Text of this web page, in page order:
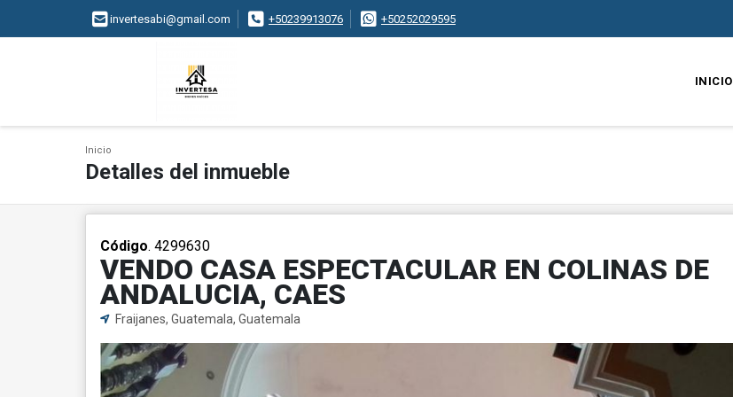
invertesabi@gmail.com +50239913076 +50252029595
INICIO
Inicio
Detalles del inmueble
Código. 4299630
VENDO CASA ESPECTACULAR EN COLINAS DE
ANDALUCIA, CAES
Fraijanes, Guatemala, Guatemala